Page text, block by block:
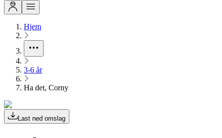
Hjem
3-6 år
Ha det, Corny
Last ned omslag